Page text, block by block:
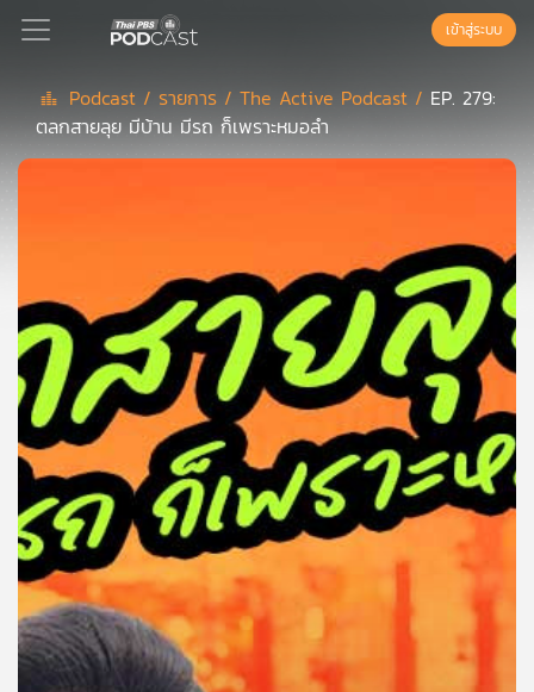
Podcast
สต์
แนะนำ
เพล
ย์
ลิ
สต์
ของ
คุณ
เพลง
เข้าสู่ระบบ
Podcast / รายการ /The Active Podcast / EP. 279:
ตลกสายลุย มีบ้าน มีรถ ก็เพราะหมอลำ